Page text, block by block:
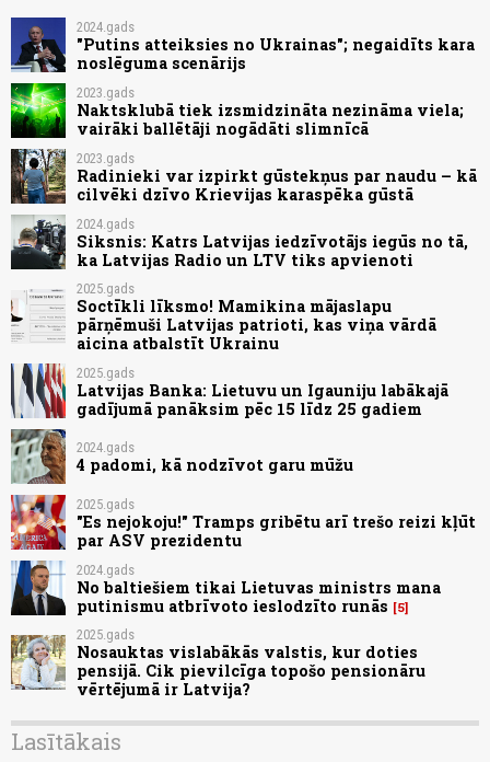
2024.gads
"Putins atteiksies no Ukrainas"; negaidīts kara
noslēguma scenārijs
2023.gads
Naktsklubā tiek izsmidzināta nezināma viela;
vairāki ballētāji nogādāti slimnīcā
2023.gads
Radinieki var izpirkt gūstekņus par naudu – kā
cilvēki dzīvo Krievijas karaspēka gūstā
2024.gads
Siksnis: Katrs Latvijas iedzīvotājs iegūs no tā,
ka Latvijas Radio un LTV tiks apvienoti
2025.gads
Soctīkli līksmo! Mamikina mājaslapu
pārņēmuši Latvijas patrioti, kas viņa vārdā
aicina atbalstīt Ukrainu
2025.gads
Latvijas Banka: Lietuvu un Igauniju labākajā
gadījumā panāksim pēc 15 līdz 25 gadiem
2024.gads
4 padomi, kā nodzīvot garu mūžu
2025.gads
"Es nejokoju!" Tramps gribētu arī trešo reizi kļūt
par ASV prezidentu
2024.gads
No baltiešiem tikai Lietuvas ministrs mana
putinismu atbrīvoto ieslodzīto runās
5
2025.gads
Nosauktas vislabākās valstis, kur doties
pensijā. Cik pievilcīga topošo pensionāru
vērtējumā ir Latvija?
Lasītākais